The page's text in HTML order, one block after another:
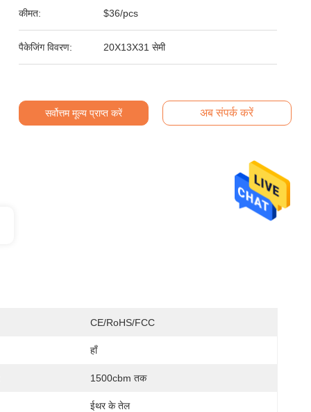
कीमत: $36/pcs
पैकेजिंग विवरण: 20X13X31 सेमी
सर्वोत्तम मूल्य प्राप्त करें अब संपर्क करें
CE/RoHS/FCC
हाँ
1500cbm तक
ईथर के तेल